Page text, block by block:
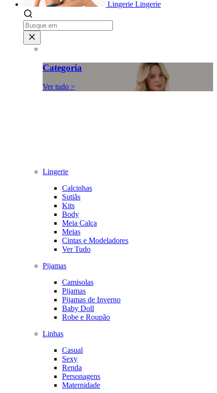
Lingerie Lingerie
Categoria
Ver tudo >
Lingerie
Calcinhas
Sutiãs
Kits
Body
Meia Calça
Meias
Cintas e Modeladores
Ver Tudo
Pijamas
Camisolas
Pijamas
Pijamas de Inverno
Baby Doll
Robe e Roupão
Linhas
Casual
Sexy
Renda
Personagens
Maternidade